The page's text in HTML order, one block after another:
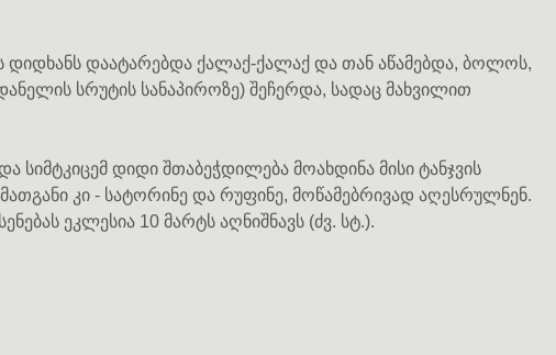
დიდხანს დაატარებდა ქალაქ-ქალაქ და თან აწამებდა, ბოლოს,
სრუტის სანაპიროზე) შეჩერდა, სადაც მახვილით
სიმტკიცემ დიდი შთაბეჭდილება მოახდინა მისი ტანჯვის
კი - სატორინე და რუფინე, მოწამებრივად აღესრულნენ.
ეკლესია 10 მარტს აღნიშნავს (ძვ. სტ.).